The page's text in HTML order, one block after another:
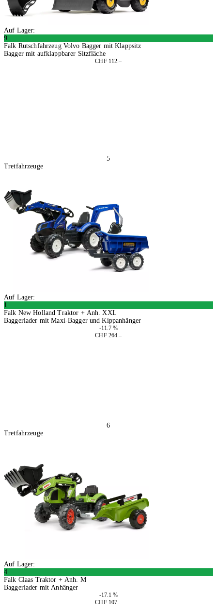
Auf Lager:
9
Falk Rutschfahrzeug Volvo Bagger mit Klappsitz
Bagger mit aufklappbarer Sitzfläche
CHF 112.–
5
Tretfahrzeuge
Auf Lager:
1
Falk New Holland Traktor + Anh. XXL
Baggerlader mit Maxi-Bagger und Kippanhänger
-11.7 %
CHF 264.–
6
Tretfahrzeuge
Auf Lager:
4
Falk Claas Traktor + Anh. M
Baggerlader mit Anhänger
-17.1 %
CHF 107.–